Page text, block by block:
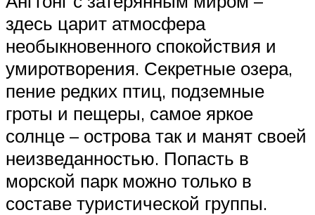
здесь царит атмосфера
необыкновенного спокойствия и
умиротворения. Секретные озера,
пение редких птиц, подземные
гроты и пещеры, самое яркое
солнце – острова так и манят своей
неизведанностью. Попасть в
морской парк можно только в
составе туристической группы.